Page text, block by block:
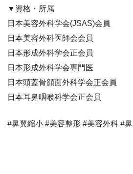
▼資格・所属
日本美容外科学会(JSAS)会員
日本美容外科医師会会員
日本形成外科学会正会員
日本形成外科学会専門医
日本頭蓋骨顔面外科学会正会員
日本耳鼻咽喉科学会正会員
#鼻翼縮小 #美容整形 #美容外科 #鼻